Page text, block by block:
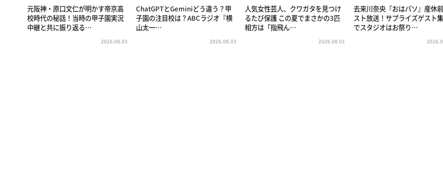
元阪神・原口文仁が明かす帝京高
校時代の秘話！当時の甲子園実況
中継と共に振り返る…
2026.08.03
ChatGPTとGeminiどう違う？甲
子園の注目校は？ABCラジオ『横
山太一…
2026.08.03
人気女性芸人、クワガタを見つけ
るたび保護 この夏でまさかの3匹
相方は「指飛ん…
2026.08.01
去来川奈央『おはパソ』産休
スト放送！サプライズゲスト
でスタジオはお祭り…